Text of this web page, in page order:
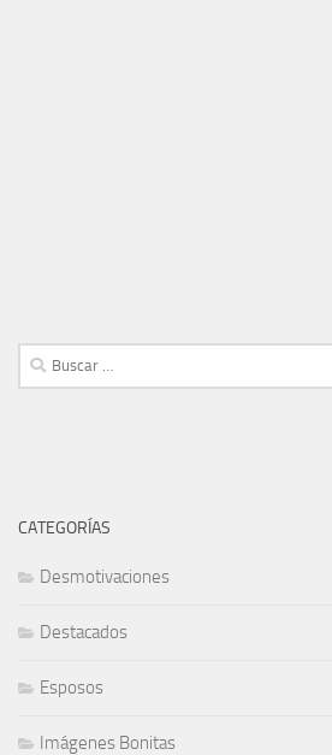
Buscar:
CATEGORÍAS
Desmotivaciones
Destacados
Esposos
Imágenes Bonitas